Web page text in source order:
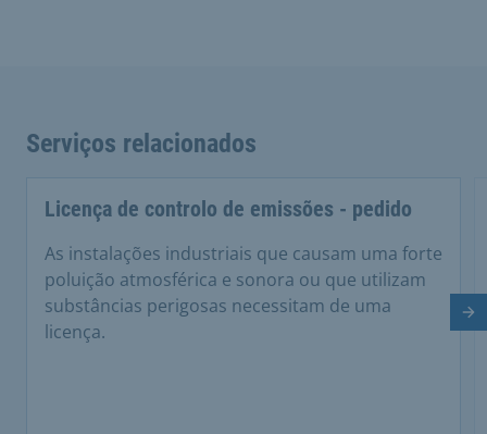
Serviços relacionados
Licença de controlo de emissões - pedido
As instalações industriais que causam uma forte
poluição atmosférica e sonora ou que utilizam
substâncias perigosas necessitam de uma
licença.